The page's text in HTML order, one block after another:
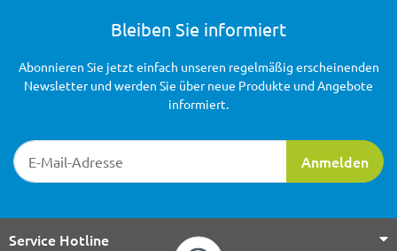
Bleiben Sie informiert
Newsletter-Registrierung
Anmelden
Abonnieren Sie jetzt einfach unseren regelmäßig erscheinenden
Newsletter und werden Sie über neue Produkte und Angebote
informiert.
Service Hotline